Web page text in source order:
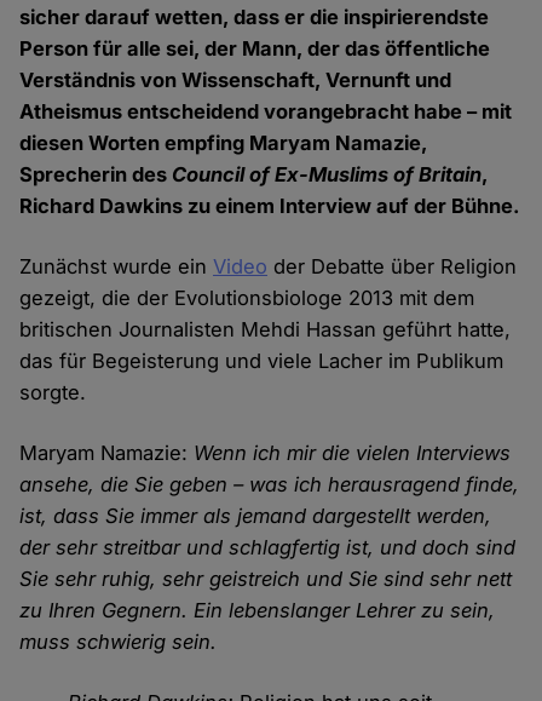
sicher darauf wetten, dass er die inspirierendste
Person für alle sei, der Mann, der das öffentliche
Verständnis von Wissenschaft, Vernunft und
Atheismus entscheidend vorangebracht habe – mit
diesen Worten empfing Maryam Namazie,
Sprecherin des Council of Ex-Muslims of Britain,
Richard Dawkins zu einem Interview auf der Bühne.
Zunächst wurde einVideo der Debatte über Religion
gezeigt, die der Evolutionsbiologe 2013 mit dem
britischen Journalisten Mehdi Hassan geführt hatte,
das für Begeisterung und viele Lacher im Publikum
sorgte.
Maryam Namazie: Wenn ich mir die vielen Interviews
ansehe, die Sie geben – was ich herausragend finde,
ist, dass Sie immer als jemand dargestellt werden,
der sehr streitbar und schlagfertig ist, und doch sind
Sie sehr ruhig, sehr geistreich und Sie sind sehr nett
zu Ihren Gegnern. Ein lebenslanger Lehrer zu sein,
muss schwierig sein.